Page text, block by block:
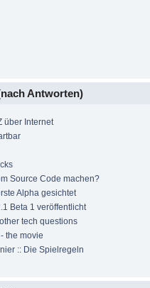
Antworten)
über Internet
Source Code machen?
Alpha gesichtet
Beta 1 veröffentlicht
tech questions
the movie
:: Die Spielregeln